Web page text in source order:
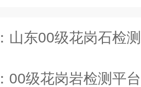
山东00级花岗石检
00级花岗岩检测平